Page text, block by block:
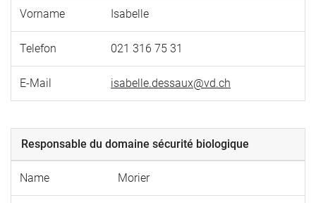
Vorname Isabelle
Telefon 021 316 75 31
E-Mail isabelle.dessaux@vd.ch
Responsable du domaine sécurité biologique
Name Morier